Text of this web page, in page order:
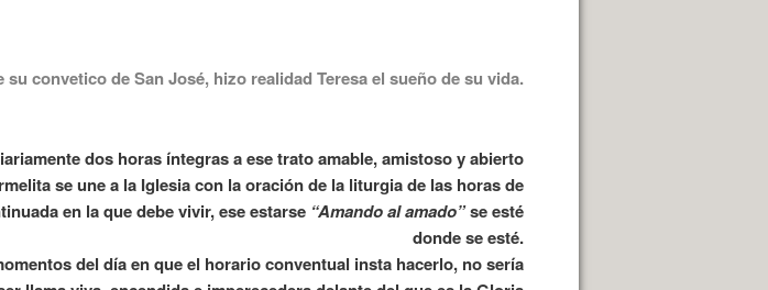
su convetico de San José, hizo realidad Teresa el sueño de su vida.
dos horas íntegras a ese trato amable, amistoso y abierto
se une a la Iglesia con la oración de la liturgia de las horas de
en la que debe vivir, ese estarse “Amando al amado”se esté
donde se esté.
del día en que el horario conventual insta hacerlo, no sería